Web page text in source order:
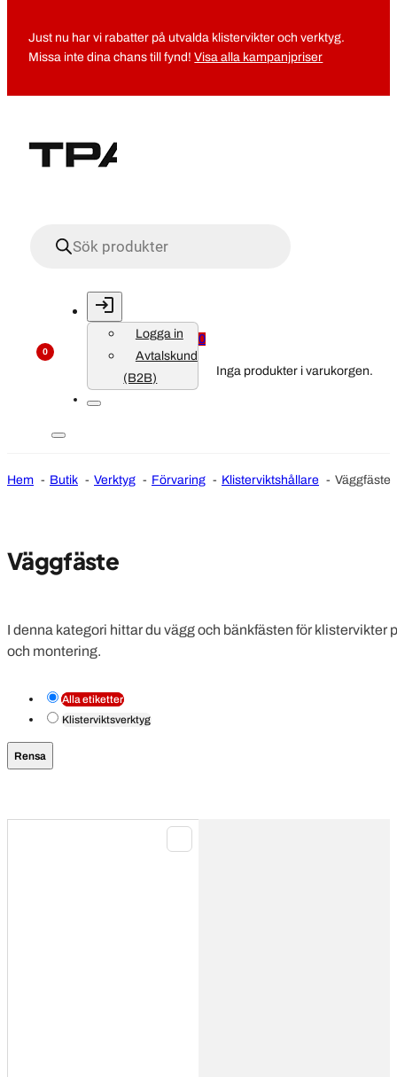
Just nu har vi rabatter på utvalda klistervikter och verktyg.
Missa inte dina chans till fynd!Visa alla kampanjpriser
Logga in
Avtalskund
(B2B)
0
0
Inga produkter i varukorgen.
Hem Butik Verktyg Förvaring Klisterviktshållare Väggfäste
Väggfäste
I denna kategori hittar du vägg och bänkfästen för
och montering.
Alla etiketter
Klisterviktsverktyg
Rensa